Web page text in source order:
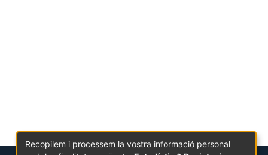
Recopilem i processem la vostra informació personal